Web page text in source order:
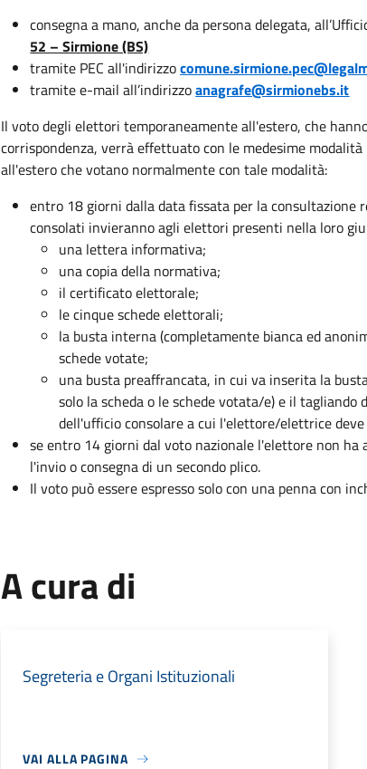
consegna a mano, anche da persona delegata,
52 – Sirmione (BS)
tramite PEC all'indirizzo
tramite e-mail all’indirizzoanagrafe@sirmionebs.it
Il voto degli elettori temporaneamente all'estero, che
corrispondenza, verrà effettuato con le medesime
all'estero che votano normalmente con tale modalità:
entro 18 giorni dalla data fissata per la consultazione
consolati invieranno agli elettori presenti nella loro
una lettera informativa;
una copia della normativa;
il certificato elettorale;
le cinque schede elettorali;
la busta interna (completamente bianca ed
schede votate;
una busta preaffrancata, in cui va inserita la
solo la scheda o le schede votata/e) e il
dell'ufficio consolare a cui l'elettore/elettrice
se entro 14 giorni dal voto nazionale l'elettore non ha
l'invio o consegna di un secondo plico.
Il voto può essere espresso solo con una penna con
A cura di
Segreteria e Organi Istituzionali
VAI ALLA PAGINA